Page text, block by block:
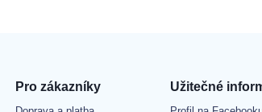
Pro zákazníky Užitečné